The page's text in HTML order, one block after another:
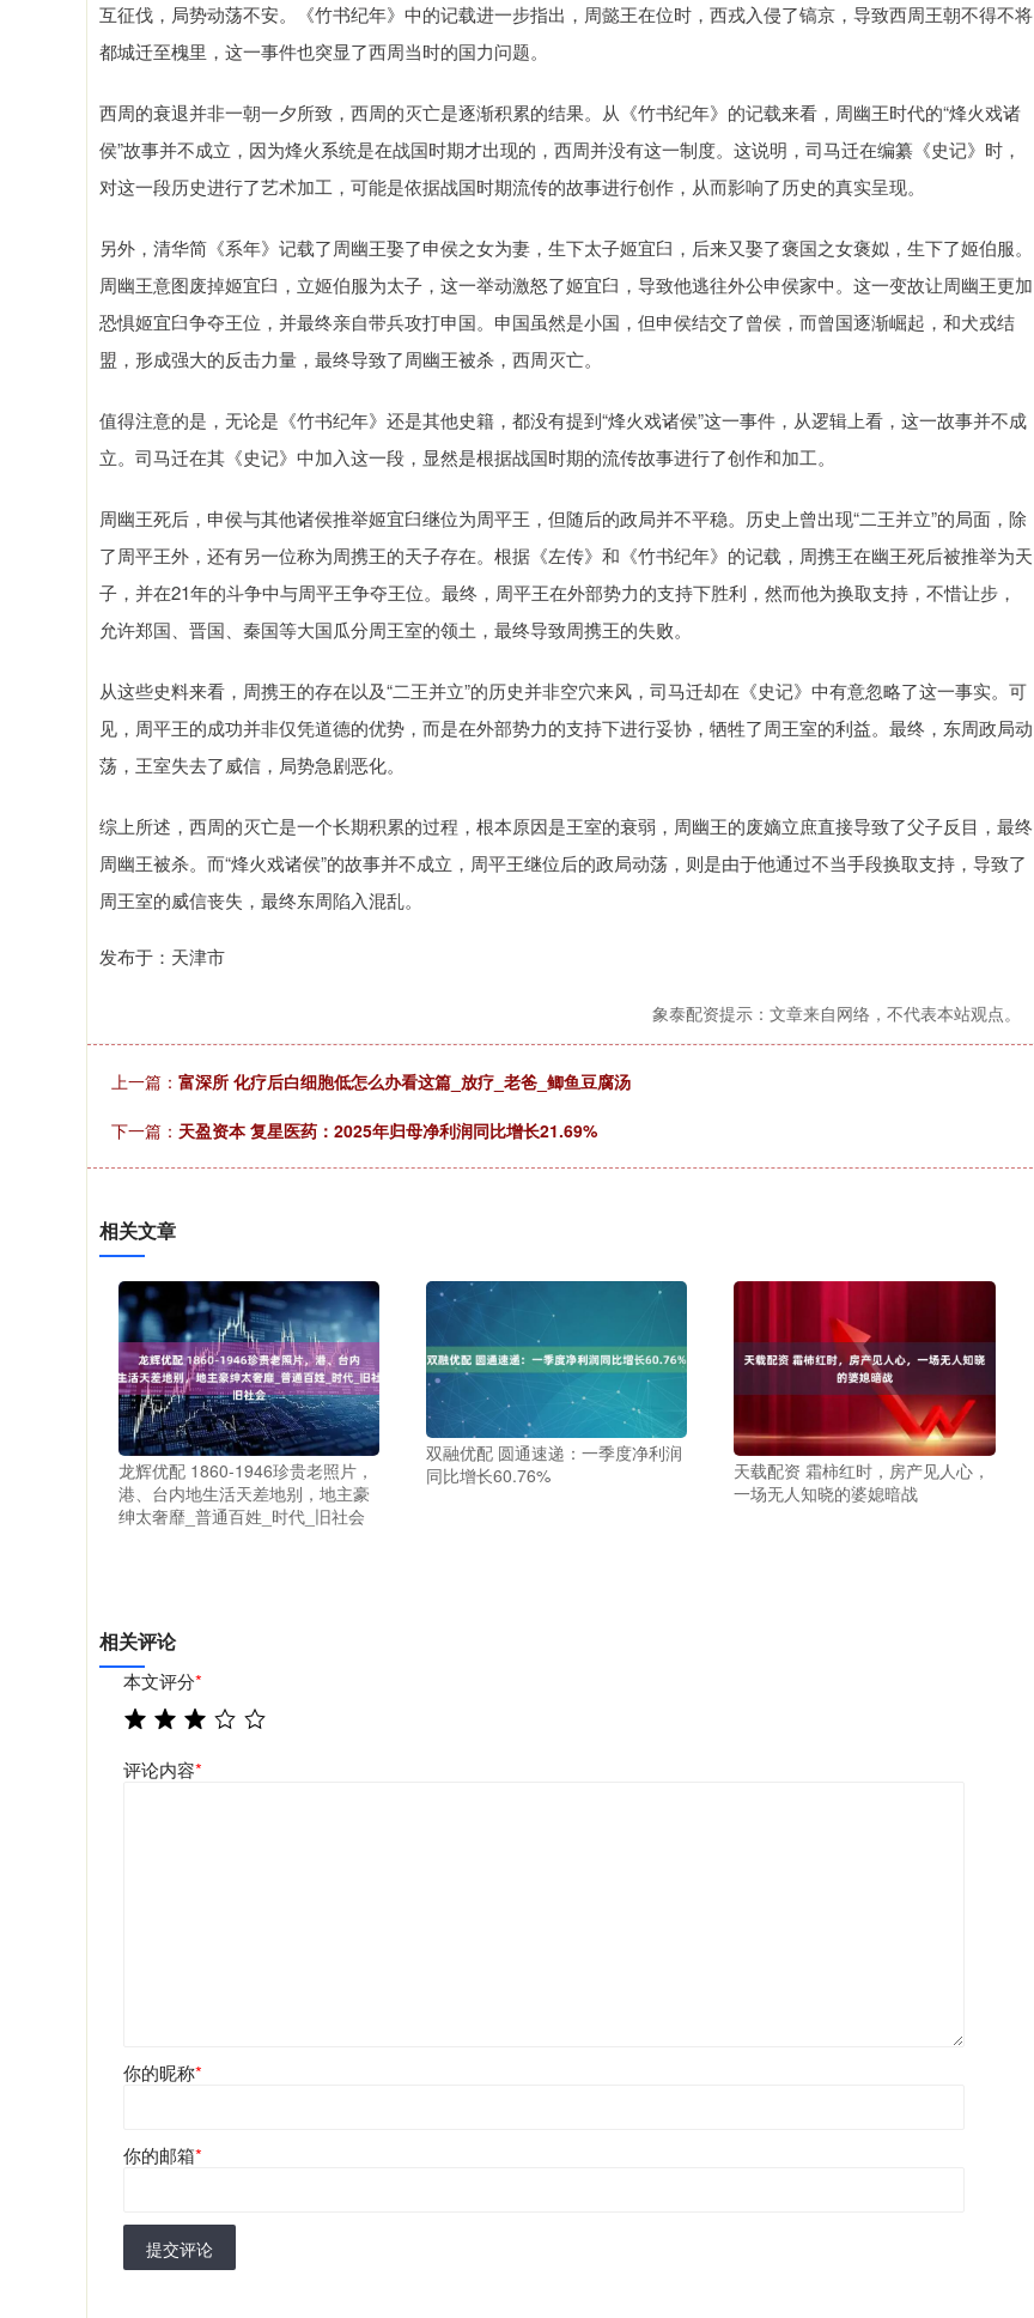
互征伐，局势动荡不安。《竹书纪年》中的记载进一步指出，周懿王在位时，西戎入侵了镐京，导致西周王朝不得不将
都城迁至槐里，这一事件也突显了西周当时的国力问题。
西周的衰退并非一朝一夕所致，西周的灭亡是逐渐积累的结果。从《竹书纪年》的记载来看，周幽王时代的“烽火戏诸
侯”故事并不成立，因为烽火系统是在战国时期才出现的，西周并没有这一制度。这说明，司马迁在编纂《史记》时，
对这一段历史进行了艺术加工，可能是依据战国时期流传的故事进行创作，从而影响了历史的真实呈现。
另外，清华简《系年》记载了周幽王娶了申侯之女为妻，生下太子姬宜臼，后来又娶了褒国之女褒姒，生下了姬伯服。
周幽王意图废掉姬宜臼，立姬伯服为太子，这一举动激怒了姬宜臼，导致他逃往外公申侯家中。这一变故让周幽王更加
恐惧姬宜臼争夺王位，并最终亲自带兵攻打申国。申国虽然是小国，但申侯结交了曾侯，而曾国逐渐崛起，和犬戎结
盟，形成强大的反击力量，最终导致了周幽王被杀，西周灭亡。
值得注意的是，无论是《竹书纪年》还是其他史籍，都没有提到“烽火戏诸侯”这一事件，从逻辑上看，这一故事并不成
立。司马迁在其《史记》中加入这一段，显然是根据战国时期的流传故事进行了创作和加工。
周幽王死后，申侯与其他诸侯推举姬宜臼继位为周平王，但随后的政局并不平稳。历史上曾出现“二王并立”的局面，除
了周平王外，还有另一位称为周携王的天子存在。根据《左传》和《竹书纪年》的记载，周携王在幽王死后被推举为天
子，并在21年的斗争中与周平王争夺王位。最终，周平王在外部势力的支持下胜利，然而他为换取支持，不惜让步，
允许郑国、晋国、秦国等大国瓜分周王室的领土，最终导致周携王的失败。
从这些史料来看，周携王的存在以及“二王并立”的历史并非空穴来风，司马迁却在《史记》中有意忽略了这一事实。可
见，周平王的成功并非仅凭道德的优势，而是在外部势力的支持下进行妥协，牺牲了周王室的利益。最终，东周政局动
荡，王室失去了威信，局势急剧恶化。
综上所述，西周的灭亡是一个长期积累的过程，根本原因是王室的衰弱，周幽王的废嫡立庶直接导致了父子反目，最终
周幽王被杀。而“烽火戏诸侯”的故事并不成立，周平王继位后的政局动荡，则是由于他通过不当手段换取支持，导致了
周王室的威信丧失，最终东周陷入混乱。
发布于：天津市
象泰配资提示：文章来自网络，不代表本站观点。
上一篇： 富深所 化疗后白细胞低怎么办看这篇_放疗_老爸_鲫鱼豆腐汤
下一篇： 天盈资本 复星医药：2025年归母净利润同比增长21.69%
相关文章
龙辉优配 1860-1946珍贵老照片，
港、台内地生活天差地别，地主豪
绅太奢靡_普通百姓_时代_旧社会
双融优配 圆通速递：一季度净利润
同比增长60.76%
天载配资 霜柿红时，房产见人心，
一场无人知晓的婆媳暗战
相关评论
本文评分*
评论内容*
你的昵称*
你的邮箱*
提交评论